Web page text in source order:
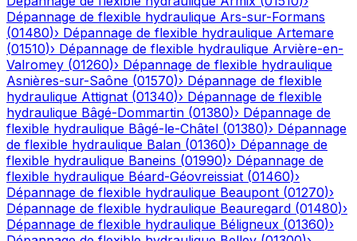
Dépannage de flexible hydraulique Ars-sur-Formans
(01480)› Dépannage de flexible hydraulique Artemare
(01510)› Dépannage de flexible hydraulique Arvière-en-
Valromey (01260)› Dépannage de flexible hydraulique
Asnières-sur-Saône (01570)› Dépannage de flexible
hydraulique Attignat (01340)› Dépannage de flexible
hydraulique Bâgé-Dommartin (01380)› Dépannage de
flexible hydraulique Bâgé-le-Châtel (01380)› Dépannage
de flexible hydraulique Balan (01360)› Dépannage de
flexible hydraulique Baneins (01990)› Dépannage de
flexible hydraulique Béard-Géovreissiat (01460)›
Dépannage de flexible hydraulique Beaupont (01270)›
Dépannage de flexible hydraulique Beauregard (01480)›
Dépannage de flexible hydraulique Béligneux (01360)›